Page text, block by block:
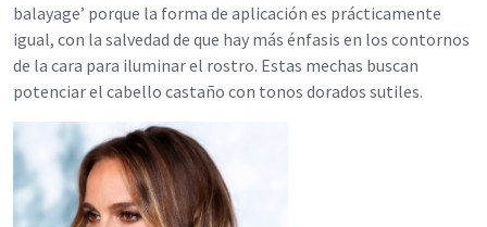
balayage’ porque la forma de aplicación es prácticamente
igual, con la salvedad de que hay más énfasis en los contornos
de la cara para iluminar el rostro. Estas mechas buscan
potenciar el cabello castaño con tonos dorados sutiles.